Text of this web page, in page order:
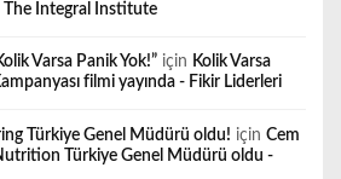
The Integral Institute
Varsa Panik Yok!” için Kolik Varsa
filmi yayında - Fikir Liderleri
Türkiye Genel Müdürü oldu! için Cem
Türkiye Genel Müdürü oldu -